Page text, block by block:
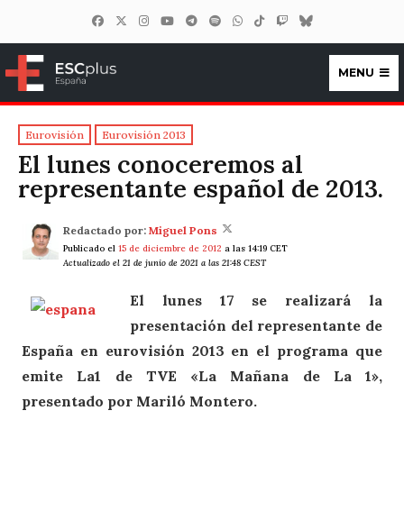
ESCplus España
MENU
Eurovisión Eurovisión 2013
El lunes conoceremos al
representante español de 2013.
Redactado por: Miguel Pons
Publicado el 15 de diciembre de 2012 a las 14:19 CET
Actualizado el 21 de junio de 2021 a las 21:48 CEST
El lunes 17 se realizará la
presentación del representante de
España en eurovisión 2013 en el programa que
emite La1 de TVE «La Mañana de La 1»,
presentado por Mariló Montero.